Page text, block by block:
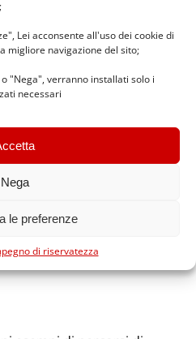
Lei acconsente all'uso dei cookie di
migliore navigazione del sito;
"Nega", verranno installati solo i
necessari
Nega
le preferenze
di riservatezza
le informazioni
e come vengono
diventano sempre più
pensiero senza
si arriva alla
affrontati e in ultimo i
un proprio materiale,
stumenti digitali oggi a
illustrato,
informatiche.